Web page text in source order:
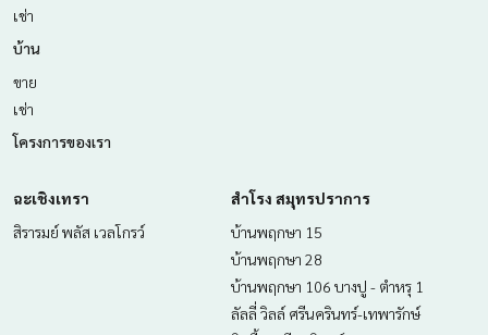
เช่า
บ้าน
ขาย
เช่า
โครงการของเรา
ฉะเชิงเทรา
สิรารมย์ พลัส เวลโกรว์
สำโรง สมุทรปราการ
บ้านพฤกษา 15
บ้านพฤกษา 28
บ้านพฤกษา 106 บางปู - ตำหรุ 1
ลัลลี่ วิลล์ ศรีนครินทร์-เทพารักษ์